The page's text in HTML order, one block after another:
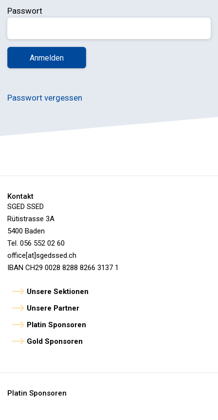
Passwort
Passwort vergessen
Kontakt
SGED SSED
Rütistrasse 3A
5400 Baden
Tel. 056 552 02 60
office[at]sgedssed.ch
IBAN CH29 0028 8288 8266 3137 1
Unsere Sektionen
Unsere Partner
Platin Sponsoren
Gold Sponsoren
Platin Sponsoren